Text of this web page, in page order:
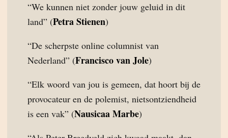
“We kunnen niet zonder jouw geluid in dit
land” (Petra Stienen)
“De scherpste online columnist van
Nederland” (Francisco van Jole)
“Elk woord van jou is gemeen, dat hoort bij de
provocateur en de polemist, nietsontziendheid
is een vak” (Nausicaa Marbe)